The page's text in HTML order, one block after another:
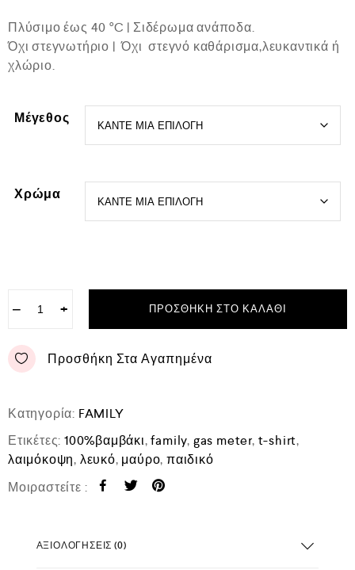
Πλύσιμο έως 40 °C | Σιδέρωμα ανάποδα.
Όχι στεγνωτήριο | Όχι στεγνό καθάρισμα,λευκαντικά ή
χλώριο.
Μέγεθος
Χρώμα
− + ΠΡΟΣΘΉΚΗ ΣΤΟ ΚΑΛΆΘΙ
Προσθήκη Στα Αγαπημένα
Κατηγορία: FAMILY
Ετικέτες: 100%βαμβάκι,family, gas meter, t-shirt,
λαιμόκοψη, λευκό, μαύρο,παιδικό
Μοιραστείτε :
ΑΞΙΟΛΟΓΉΣΕΙΣ (0)